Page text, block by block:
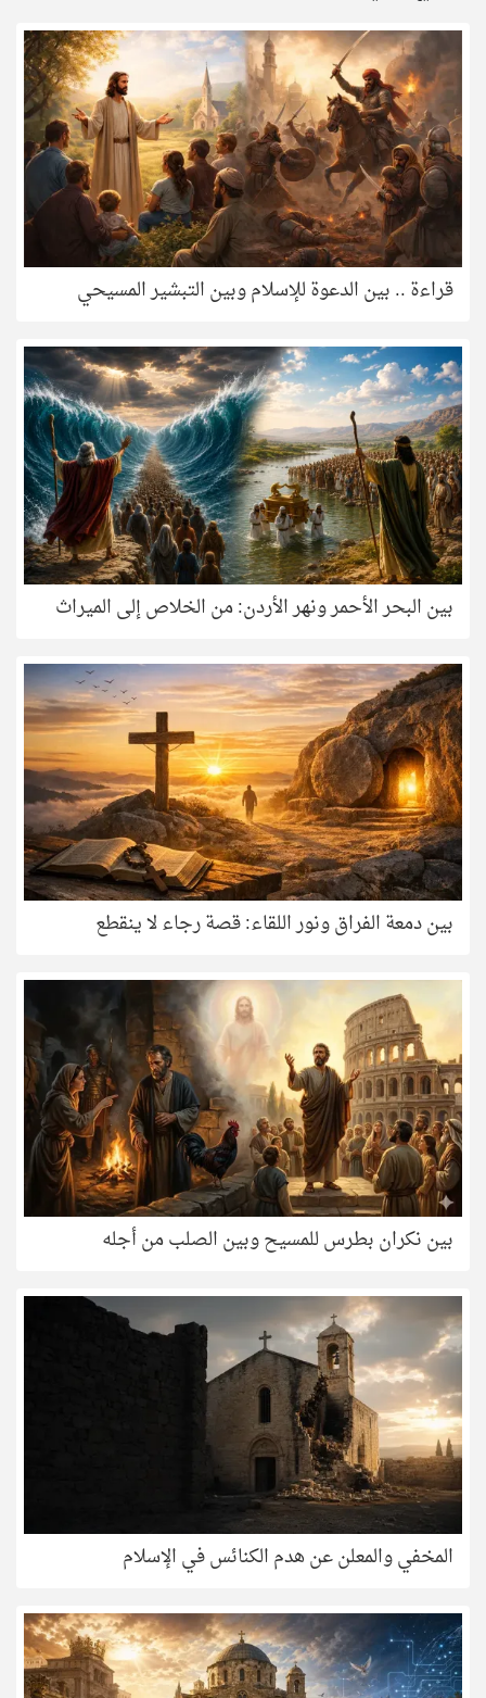
قراءة .. بين الدعوة للإسلام وبين التبشير المسيحي
بين البحر الأحمر ونهر الأردن: من الخلاص إلى الميراث
بين دمعة الفراق ونور اللقاء: قصة رجاء لا ينقطع
بين نكران بطرس للمسيح وبين الصلب من أجله
المخفي والمعلن عن هدم الكنائس في الإسلام